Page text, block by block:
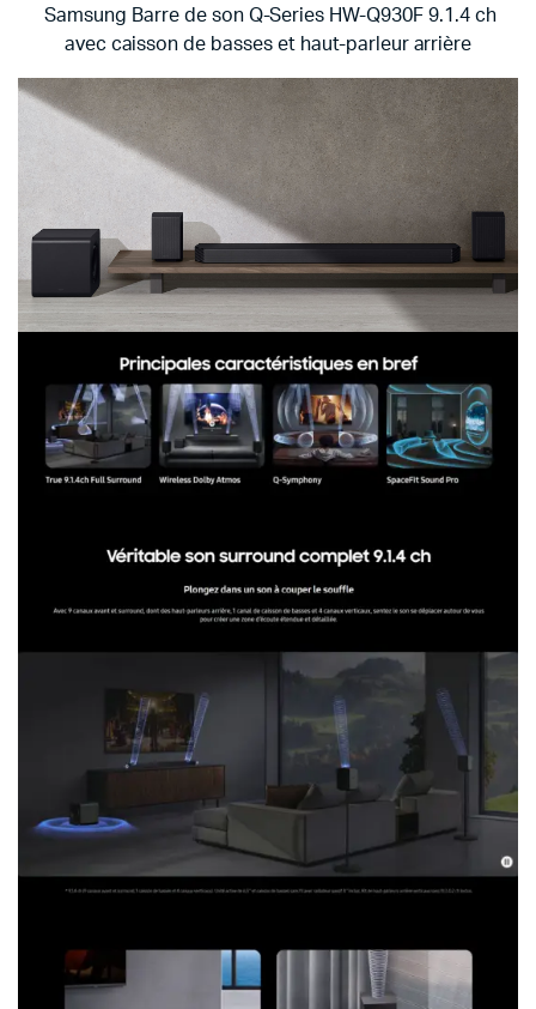
Samsung Barre de son Q-Series HW-Q930F 9.1.4 ch
avec caisson de basses et haut-parleur arrière